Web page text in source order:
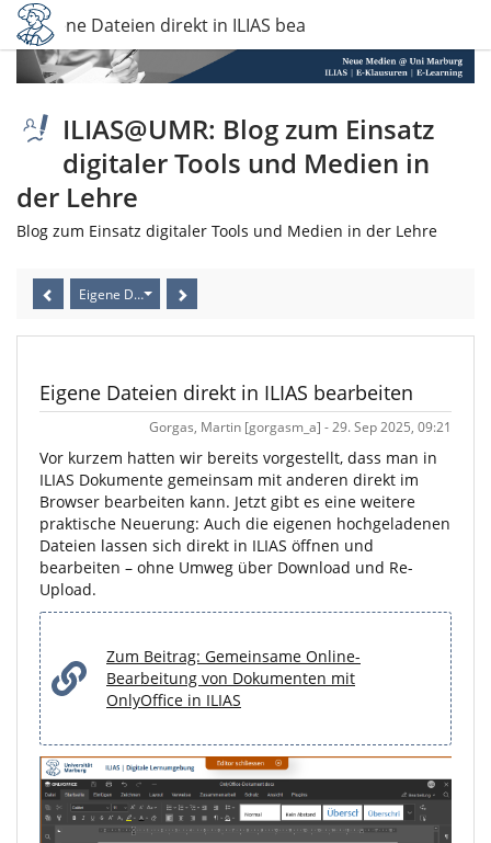
Eigene Dateien direkt in ILIAS bearbeiten
ILIAS@UMR: Blog zum Einsatz
digitaler Tools und Medien in
der Lehre
Blog zum Einsatz digitaler Tools und Medien in der Lehre
Eigene Dateien direkt in ILIAS bearbeiten
Eigene Dateien direkt in ILIAS bearbeiten
Gorgas, Martin [gorgasm_a] - 29. Sep 2025, 09:21
Vor kurzem hatten wir bereits vorgestellt, dass man in
ILIAS Dokumente gemeinsam mit anderen direkt im
Browser bearbeiten kann. Jetzt gibt es eine weitere
praktische Neuerung: Auch die eigenen hochgeladenen
Dateien lassen sich direkt in ILIAS öffnen und
bearbeiten – ohne Umweg über Download und Re-
Upload.
Zum Beitrag: Gemeinsame Online-
Bearbeitung von Dokumenten mit
OnlyOffice in ILIAS